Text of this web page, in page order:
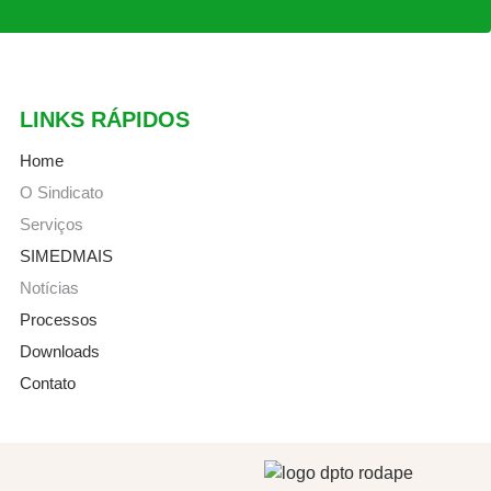
LINKS RÁPIDOS
Home
O Sindicato
Serviços
SIMEDMAIS
Notícias
Processos
Downloads
Contato